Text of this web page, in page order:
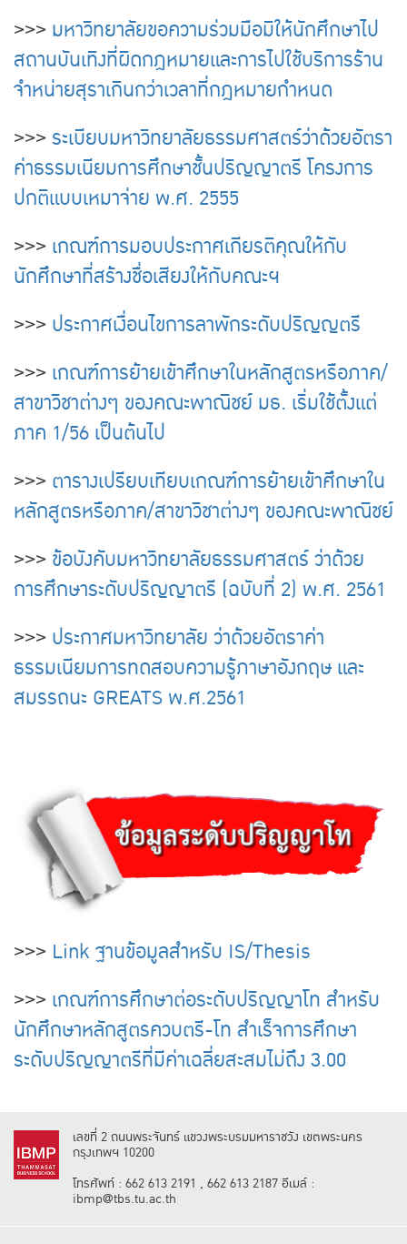
>>> มหาวิทยาลัยขอความร่วมมือมิให้นักศึกษาไป
สถานบันเทิงที่ผิดกฎหมายและการไปใช้บริการร้าน
จำหน่ายสุราเกินกว่าเวลาที่กฎหมายกำหนด
>>>ระเบียบมหาวิทยาลัยธรรมศาสตร์ว่าด้วยอัตรา
ค่าธรรมเนียมการศึกษาชั้นปริญญาตรี โครงการ
ปกติแบบเหมาจ่าย พ.ศ. 2555
>>> เกณฑ์การมอบประกาศเกียรติคุณให้กับ
นักศึกษาที่สร้างชื่อเสียงให้กับคณะฯ
>>> ประกาศเงื่อนไขการลาพักระดับปริญญตรี
>>> เกณฑ์การย้ายเข้าศึกษาในหลักสูตรหรือภาค/
สาขาวิชาต่างๆ ของคณะพาณิชย์ มธ. เริ่มใช้ตั้งแต่
ภาค 1/56 เป็นต้นไป
>>> ตารางเปรียบเทียบเกณฑ์การย้ายเข้าศึกษาใน
หลักสูตรหรือภาค/สาขาวิชาต่างๆ ของคณะพาณิชย์
>>> ข้อบังคับมหาวิทยาลัยธรรมศาสตร์ ว่าด้วย
การศึกษาระดับปริญญาตรี (ฉบับที่ 2) พ.ศ. 2561
>>> ประกาศมหาวิทยาลัย ว่าด้วยอัตราค่า
ธรรมเนียมการทดสอบความรู้ภาษาอังกฤษ และ
สมรรถนะ GREATS พ.ศ.2561
​>>> Link ฐานข้อมูลสำหรับ IS/Thesis
>>> เกณฑ์การศึกษาต่อระดับปริญญาโท สำหรับ
นักศึกษาหลักสูตรควบตรี-โท สำเร็จการศึกษา
ระดับปริญญาตรีที่มีค่าเฉลี่ยสะสมไม่ถึง 3.00
เลขที่ 2 ถนนพระจันทร์ แขวงพระบรมมหาราชวัง เขตพระนคร
กรุงเทพฯ 10200
โทรศัพท์ : 662 613 2191 , 662 613 2187 อีเมล์ :
ibmp@tbs.tu.ac.th